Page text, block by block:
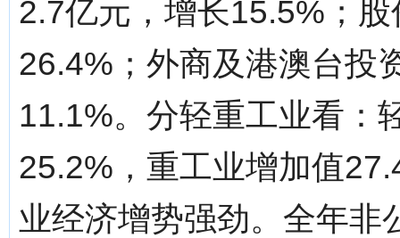
2.7亿元，增长15.5%；
26.4%；外商及港澳台投
11.1%。分轻重工业看：
25.2%，重工业增加值
业经济增势强劲。全年非